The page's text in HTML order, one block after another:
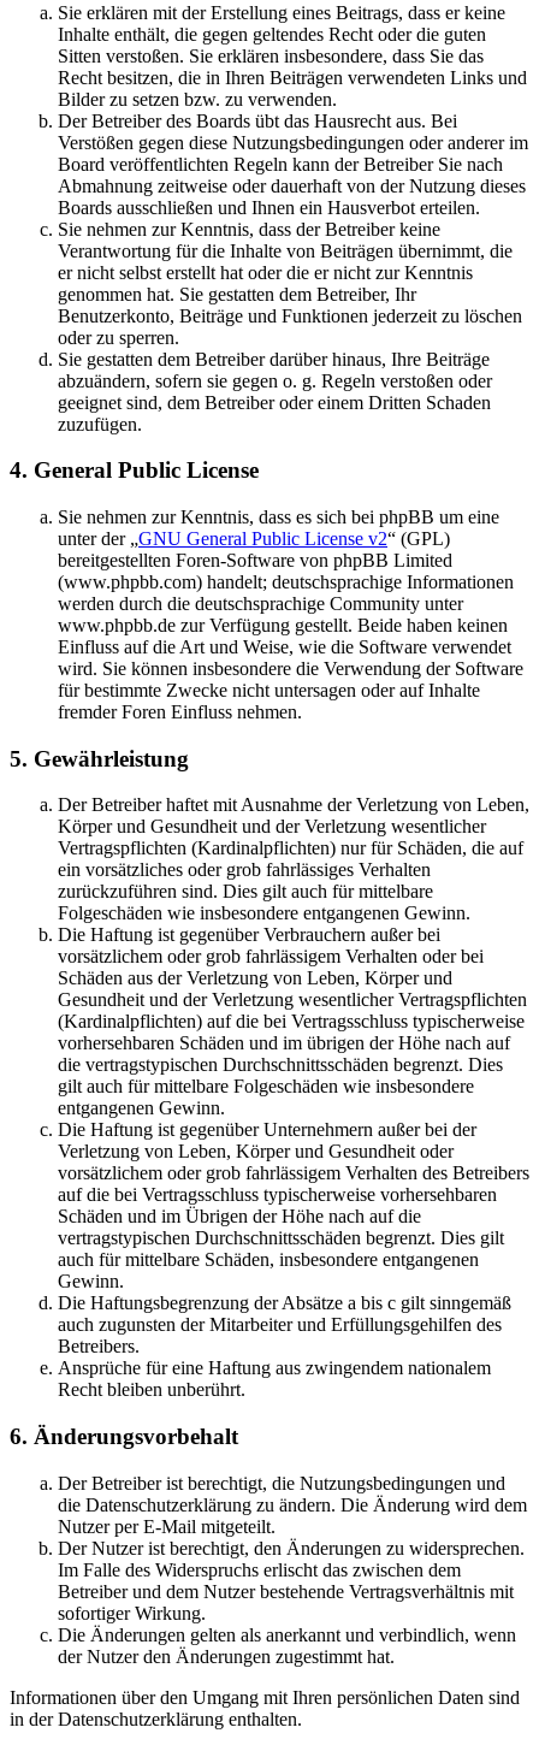
Sie erklären mit der Erstellung eines Beitrags, dass er keine
Inhalte enthält, die gegen geltendes Recht oder die guten
Sitten verstoßen. Sie erklären insbesondere, dass Sie das
Recht besitzen, die in Ihren Beiträgen verwendeten Links und
Bilder zu setzen bzw. zu verwenden.
Der Betreiber des Boards übt das Hausrecht aus. Bei
Verstößen gegen diese Nutzungsbedingungen oder anderer im
Board veröffentlichten Regeln kann der Betreiber Sie nach
Abmahnung zeitweise oder dauerhaft von der Nutzung dieses
Boards ausschließen und Ihnen ein Hausverbot erteilen.
Sie nehmen zur Kenntnis, dass der Betreiber keine
Verantwortung für die Inhalte von Beiträgen übernimmt, die
er nicht selbst erstellt hat oder die er nicht zur Kenntnis
genommen hat. Sie gestatten dem Betreiber, Ihr
Benutzerkonto, Beiträge und Funktionen jederzeit zu löschen
oder zu sperren.
Sie gestatten dem Betreiber darüber hinaus, Ihre Beiträge
abzuändern, sofern sie gegen o. g. Regeln verstoßen oder
geeignet sind, dem Betreiber oder einem Dritten Schaden
zuzufügen.
4. General Public License
Sie nehmen zur Kenntnis, dass es sich bei phpBB um eine
unter der „GNU General Public License v2“ (GPL)
bereitgestellten Foren-Software von phpBB Limited
(www.phpbb.com) handelt; deutschsprachige Informationen
werden durch die deutschsprachige Community unter
www.phpbb.de zur Verfügung gestellt. Beide haben keinen
Einfluss auf die Art und Weise, wie die Software verwendet
wird. Sie können insbesondere die Verwendung der Software
für bestimmte Zwecke nicht untersagen oder auf Inhalte
fremder Foren Einfluss nehmen.
5. Gewährleistung
Der Betreiber haftet mit Ausnahme der Verletzung von Leben,
Körper und Gesundheit und der Verletzung wesentlicher
Vertragspflichten (Kardinalpflichten) nur für Schäden, die auf
ein vorsätzliches oder grob fahrlässiges Verhalten
zurückzuführen sind. Dies gilt auch für mittelbare
Folgeschäden wie insbesondere entgangenen Gewinn.
Die Haftung ist gegenüber Verbrauchern außer bei
vorsätzlichem oder grob fahrlässigem Verhalten oder bei
Schäden aus der Verletzung von Leben, Körper und
Gesundheit und der Verletzung wesentlicher Vertragspflichten
(Kardinalpflichten) auf die bei Vertragsschluss typischerweise
vorhersehbaren Schäden und im übrigen der Höhe nach auf
die vertragstypischen Durchschnittsschäden begrenzt. Dies
gilt auch für mittelbare Folgeschäden wie insbesondere
entgangenen Gewinn.
Die Haftung ist gegenüber Unternehmern außer bei der
Verletzung von Leben, Körper und Gesundheit oder
vorsätzlichem oder grob fahrlässigem Verhalten des Betreibers
auf die bei Vertragsschluss typischerweise vorhersehbaren
Schäden und im Übrigen der Höhe nach auf die
vertragstypischen Durchschnittsschäden begrenzt. Dies gilt
auch für mittelbare Schäden, insbesondere entgangenen
Gewinn.
Die Haftungsbegrenzung der Absätze a bis c gilt sinngemäß
auch zugunsten der Mitarbeiter und Erfüllungsgehilfen des
Betreibers.
Ansprüche für eine Haftung aus zwingendem nationalem
Recht bleiben unberührt.
6. Änderungsvorbehalt
Der Betreiber ist berechtigt, die Nutzungsbedingungen und
die Datenschutzerklärung zu ändern. Die Änderung wird dem
Nutzer per E-Mail mitgeteilt.
Der Nutzer ist berechtigt, den Änderungen zu widersprechen.
Im Falle des Widerspruchs erlischt das zwischen dem
Betreiber und dem Nutzer bestehende Vertragsverhältnis mit
sofortiger Wirkung.
Die Änderungen gelten als anerkannt und verbindlich, wenn
der Nutzer den Änderungen zugestimmt hat.
Informationen über den Umgang mit Ihren persönlichen Daten sind
in der Datenschutzerklärung enthalten.